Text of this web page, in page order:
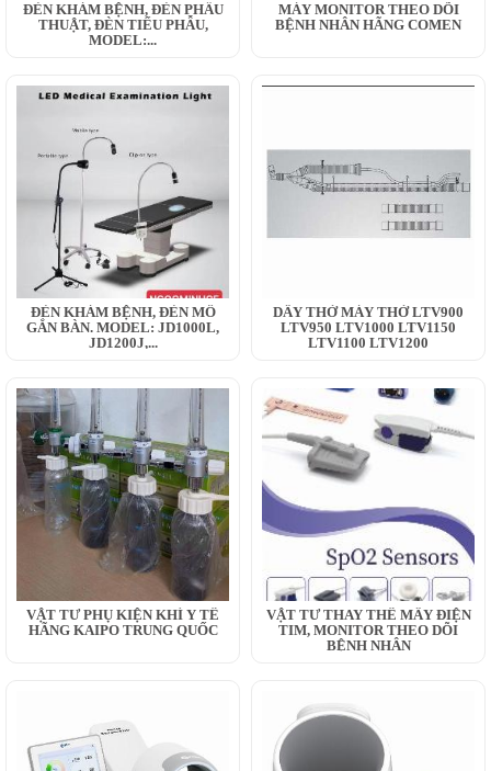
ĐÈN KHÁM BỆNH, ĐÈN PHẪU
THUẬT, ĐÈN TIỂU PHẪU,
MODEL:...
MÁY MONITOR THEO DÕI
BỆNH NHÂN HÃNG COMEN
ĐÈN KHÁM BỆNH, ĐÈN MỔ
GẮN BÀN. MODEL: JD1000L,
JD1200J,...
DÂY THỞ MÁY THỞ LTV900
LTV950 LTV1000 LTV1150
LTV1100 LTV1200
VẬT TƯ PHỤ KIỆN KHÍ Y TẾ
HÃNG KAIPO TRUNG QUỐC
VẬT TƯ THAY THẾ MÂY ĐIỆN
TIM, MONITOR THEO DÕI
BỆNH NHÂN